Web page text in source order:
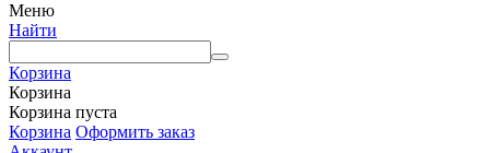
Меню
Найти
Корзина
Корзина
Корзина пуста
Корзина Оформить заказ